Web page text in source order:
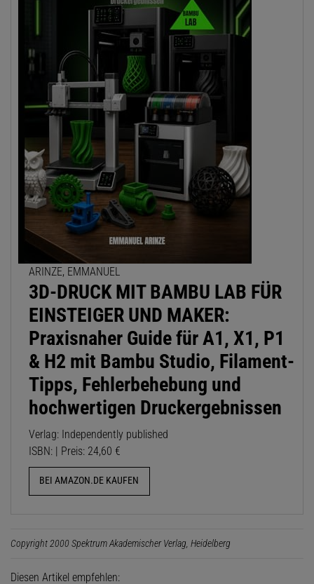
ARINZE, EMMANUEL
3D-DRUCK MIT BAMBU LAB FÜR
EINSTEIGER UND MAKER:
Praxisnaher Guide für A1, X1, P1
& H2 mit Bambu Studio, Filament-
Tipps, Fehlerbehebung und
hochwertigen Druckergebnissen
Verlag: Independently published
ISBN: | Preis: 24,60 €
BEI AMAZON.DE KAUFEN
Copyright 2000 Spektrum Akademischer Verlag, Heidelberg
Diesen Artikel empfehlen: